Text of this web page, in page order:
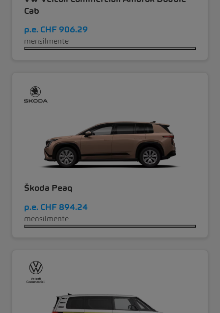
Cab
p.e. CHF 906.29
mensilmente
Škoda Peaq
p.e. CHF 894.24
mensilmente